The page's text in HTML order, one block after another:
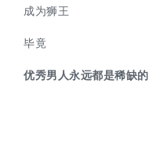
成为狮王
毕竟
优秀男人永远都是稀缺的